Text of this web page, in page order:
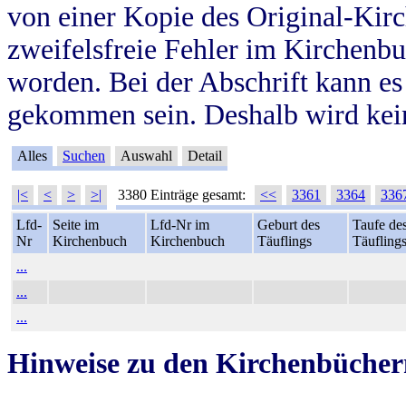
von einer Kopie des Original-
zweifelsfreie Fehler im
worden. Bei der Abschrift kann
gekommen sein. Deshalb wird
Alles Suchen Auswahl Detail
|< < > >| 3380 Einträge gesamt: << 3361 3364
Lfd-
Nr
Seite im
Kirchenbuch
Lfd-Nr im
Kirchenbuch
Geburt des
Täuflings
Taufe
Täuflings
...
...
...
Hinweise zu den